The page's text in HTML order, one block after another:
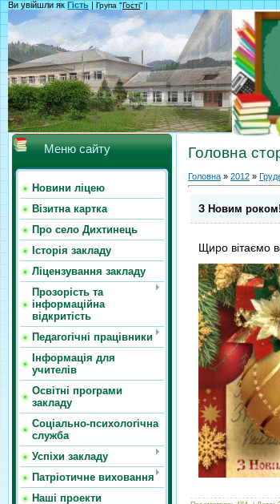
Ви увійшли як Гість | Група "Гості" |
Меню сайту
Новини ліцею
Візитна картка
Про село Дихтинець
Історія закладу
Ліцензування закладу
Прозорість та
інформаційна
відкритість
Педагогічні працівники
Інформація для
учителів
Освітні програми
закладу
Соціально-психологічна
служба
Успіхи закладу
Патріотичне виховання
Наші проекти
Головна
Головна » 2012 »
З Новим роком!
Щиро вітаємо